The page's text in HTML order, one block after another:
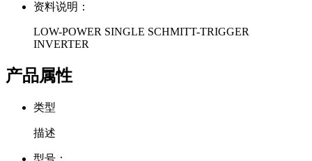
资料说明：
LOW-POWER SINGLE SCHMITT-TRIGGER
INVERTER
产品属性
类型
描述